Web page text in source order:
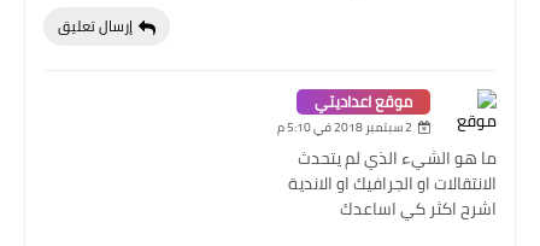
إرسال تعليق
موقع اعداديتي
2 سبتمبر 2018 في 5:10 م
ما هو الشيء الذي لم يتحدث
الانتقالات او الجرافيك او الاندية
اشرح اكثر كي اساعدك